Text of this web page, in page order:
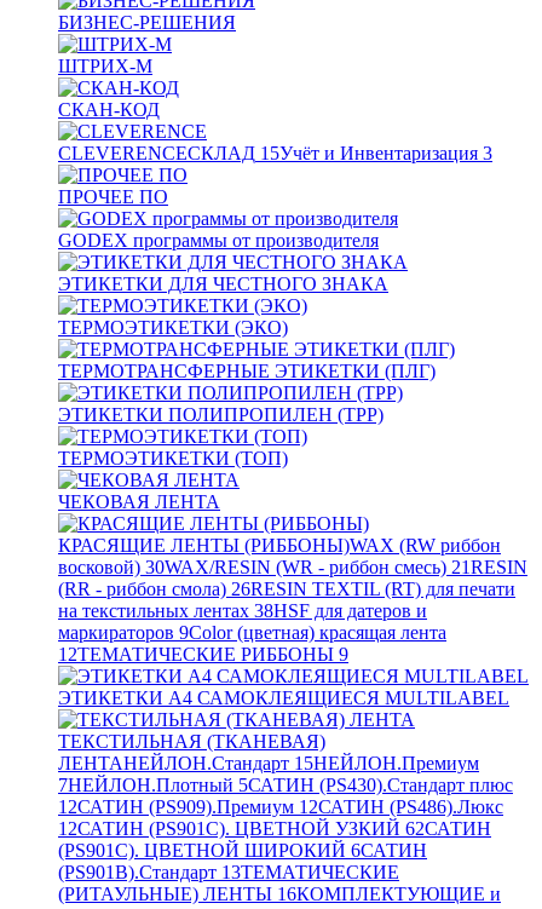
БИЗНЕС-РЕШЕНИЯ
ШТРИХ-М
СКАН-КОД
CLEVERENCEСКЛАД 15Учёт и Инвентаризация 3
ПРОЧЕЕ ПО
GODEX программы от производителя
ЭТИКЕТКИ ДЛЯ ЧЕСТНОГО ЗНАКА
ТЕРМОЭТИКЕТКИ (ЭКО)
ТЕРМОТРАНСФЕРНЫЕ ЭТИКЕТКИ (ПЛГ)
ЭТИКЕТКИ ПОЛИПРОПИЛЕН (TPP)
ТЕРМОЭТИКЕТКИ (ТОП)
ЧЕКОВАЯ ЛЕНТА
КРАСЯЩИЕ ЛЕНТЫ (РИББОНЫ)WAX (RW риббон
восковой) 30WAX/RESIN (WR - риббон смесь) 21RESIN
(RR - риббон смола) 26RESIN TEXTIL (RT) для печати
на текстильных лентах 38HSF для датеров и
маркираторов 9Color (цветная) красящая лента
12ТЕМАТИЧЕСКИЕ РИББОНЫ 9
ЭТИКЕТКИ А4 САМОКЛЕЯЩИЕСЯ MULTILABEL
ТЕКСТИЛЬНАЯ (ТКАНЕВАЯ)
ЛЕНТАНЕЙЛОН.Стандарт 15НЕЙЛОН.Премиум
7НЕЙЛОН.Плотный 5САТИН (PS430).Стандарт плюс
12САТИН (PS909).Премиум 12САТИН (PS486).Люкс
12САТИН (PS901C). ЦВЕТНОЙ УЗКИЙ 62САТИН
(PS901C). ЦВЕТНОЙ ШИРОКИЙ 6САТИН
(PS901B).Стандарт 13ТЕМАТИЧЕСКИЕ
(РИТАУЛЬНЫЕ) ЛЕНТЫ 16КОМПЛЕКТУЮЩИЕ и